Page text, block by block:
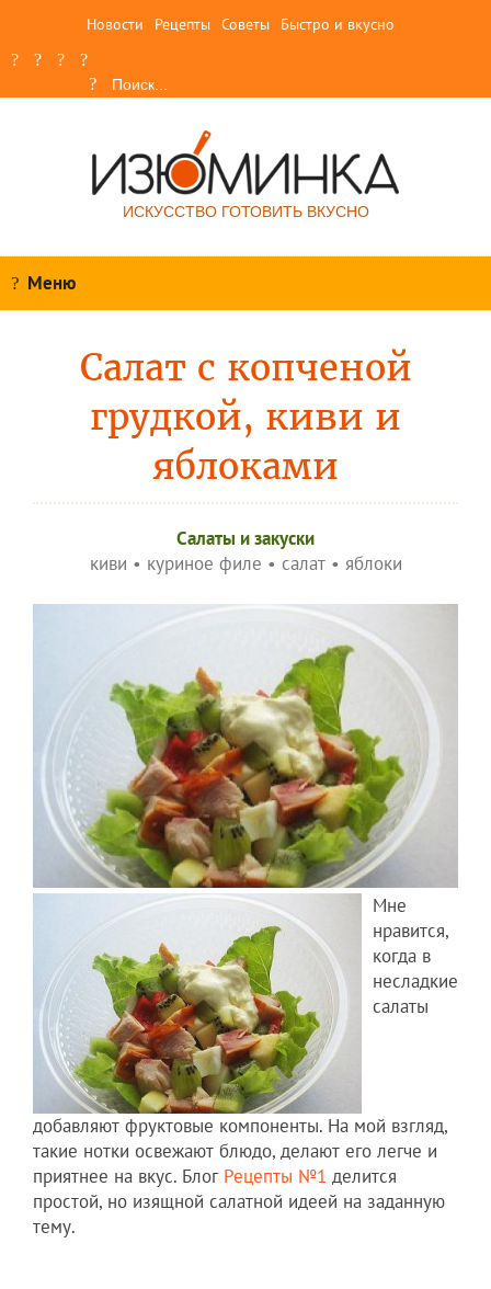
Новости Рецепты Советы Быстро и вкусно
ИСКУССТВО ГОТОВИТЬ ВКУСНО
Меню
Салат с копченой
грудкой, киви и
яблоками
Салаты и закуски
киви • куриное филе • салат• яблоки
Мне
нравится,
когда в
несладкие
салаты
добавляют фруктовые компоненты. На мой взгляд,
такие нотки освежают блюдо, делают его легче и
приятнее на вкус. Блог Рецепты №1 делится
простой, но изящной салатной идеей на заданную
тему.